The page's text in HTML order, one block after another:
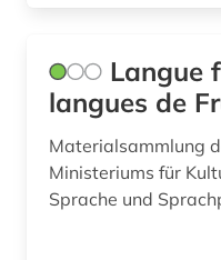
mundart (1)
märchen (1)
Langue
langues de
Materialsammlung
Ministeriums für
Sprache und